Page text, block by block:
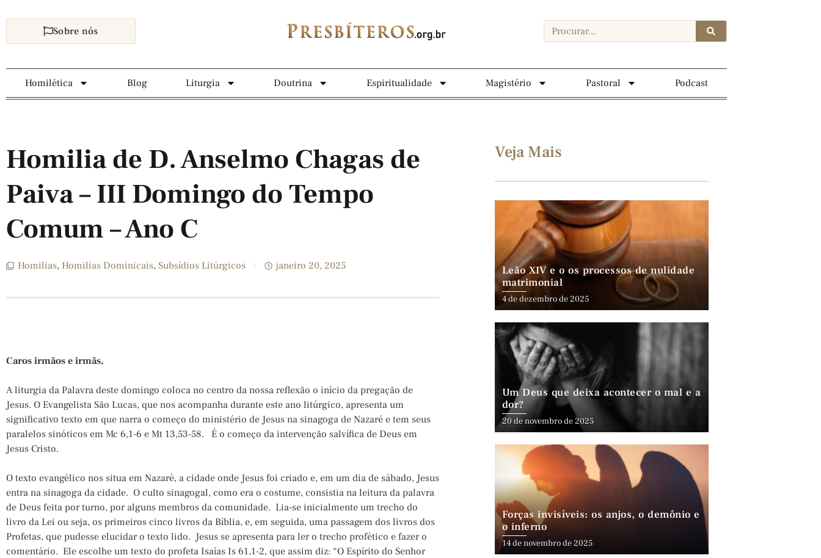
Sobre nós
Homilética Blog Liturgia Doutrina Espiritualidade Magistério Pastoral Podcast
Homilia de D. Anselmo Chagas de
Paiva – III Domingo do Tempo
Comum – Ano C
Homilias, Homilias Dominicais, Subsídios Litúrgicos janeiro 20, 2025
Caros irmãos e irmãs,
A liturgia da Palavra deste domingo coloca no centro da nossa reflexão o início da pregação de
Jesus. O Evangelista São Lucas, que nos acompanha durante este ano litúrgico, apresenta um
significativo texto em que narra o começo do ministério de Jesus na sinagoga de Nazaré e tem seus
paralelos sinóticos em Mc 6,1-6 e Mt 13,53-58. É o começo da intervenção salvífica de Deus em
Jesus Cristo.
O texto evangélico nos situa em Nazaré, a cidade onde Jesus foi criado e, em um dia de sábado, Jesus
entra na sinagoga da cidade. O culto sinagogal, como era o costume, consistia na leitura da palavra
de Deus feita por turno, por alguns membros da comunidade. Lia-se inicialmente um trecho do
livro da Lei ou seja, os primeiros cinco livros da Bíblia, e, em seguida, uma passagem dos livros dos
Profetas, que pudesse elucidar o texto lido. Jesus se apresenta para ler o trecho profético e fazer o
comentário. Ele escolhe um texto do profeta Isaías Is 61,1-2, que assim diz: “O Espírito do Senhor
Veja Mais
Leão XIV e o os processos de nulidade
matrimonial
4 de dezembro de 2025
Um Deus que deixa acontecer o mal e a
dor?
20 de novembro de 2025
Forças invisíveis: os anjos, o demônio e
o inferno
14 de novembro de 2025